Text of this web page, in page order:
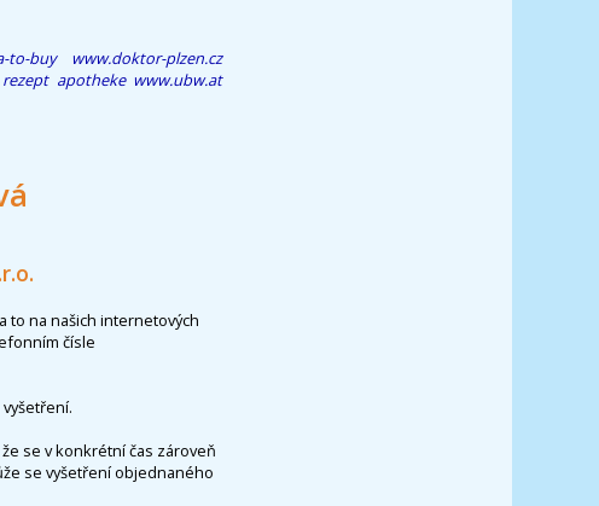
to-buy
www.doktor-plzen.cz
apotheke www.ubw.at
to na našich internetových
čísle
se v konkrétní čas zároveň
se vyšetření objednaného